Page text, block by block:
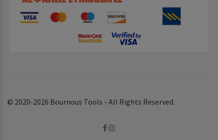
© 2020-2026 Bournous Tools - All Rights Reserved.